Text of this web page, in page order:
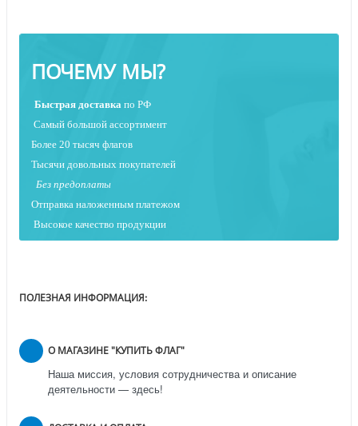
ПОЧЕМУ МЫ?
Быстрая доставка по РФ
Самый большой ассортимент
Более 20 тысяч флагов
Тысячи довольных покупателей
Без предоплаты
Отправка наложенным платежом
Высокое качество продукции
ПОЛЕЗНАЯ ИНФОРМАЦИЯ:
О МАГАЗИНЕ "КУПИТЬ ФЛАГ"
Наша миссия, условия сотрудничества и описание
деятельности — здесь!